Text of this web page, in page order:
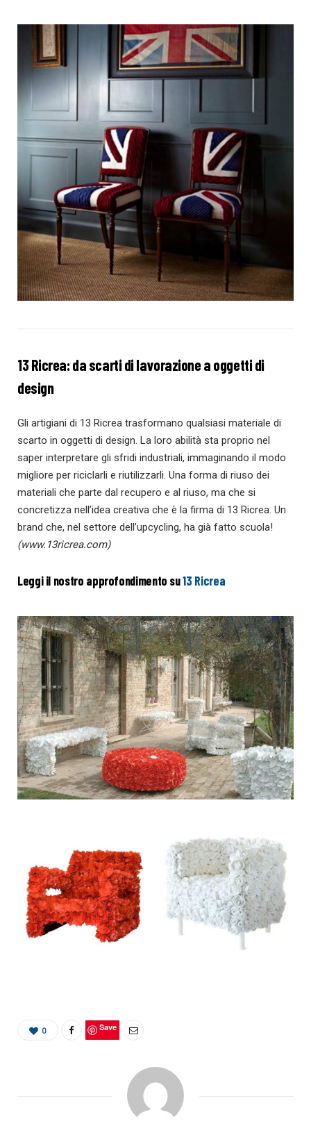
13 Ricrea: da scarti di lavorazione a oggetti di
design
Gli artigiani di 13 Ricrea trasformano qualsiasi materiale di
scarto in oggetti di design. La loro abilità sta proprio nel
saper interpretare gli sfridi industriali, immaginando il modo
migliore per riciclarli e riutilizzarli. Una forma di riuso dei
materiali che parte dal recupero e al riuso, ma che si
concretizza nell’idea creativa che è la firma di 13 Ricrea. Un
brand che, nel settore dell’upcycling, ha già fatto scuola!
(www.13ricrea.com)
Leggi il nostro approfondimento su13 Ricrea
0 Save